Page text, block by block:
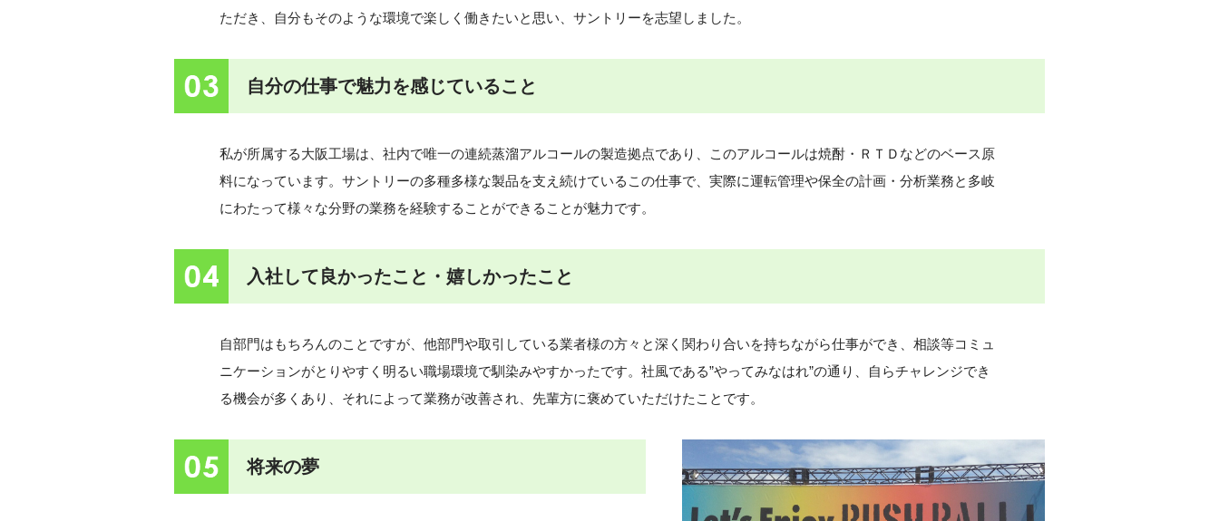
ただき、自分もそのような環境で楽しく働きたいと思い、サントリーを志望しました。
自分の仕事で魅力を感じていること
私が所属する大阪工場は、社内で唯一の連続蒸溜アルコールの製造拠点であり、このアルコールは焼酎・ＲＴＤなどのベース原
料になっています。サントリーの多種多様な製品を支え続けているこの仕事で、実際に運転管理や保全の計画・分析業務と多岐
にわたって様々な分野の業務を経験することができることが魅力です。
入社して良かったこと・嬉しかったこと
自部門はもちろんのことですが、他部門や取引している業者様の方々と深く関わり合いを持ちながら仕事ができ、相談等コミュ
ニケーションがとりやすく明るい職場環境で馴染みやすかったです。社風である”やってみなはれ”の通り、自らチャレンジでき
る機会が多くあり、それによって業務が改善され、先輩方に褒めていただけたことです。
05将来の夢